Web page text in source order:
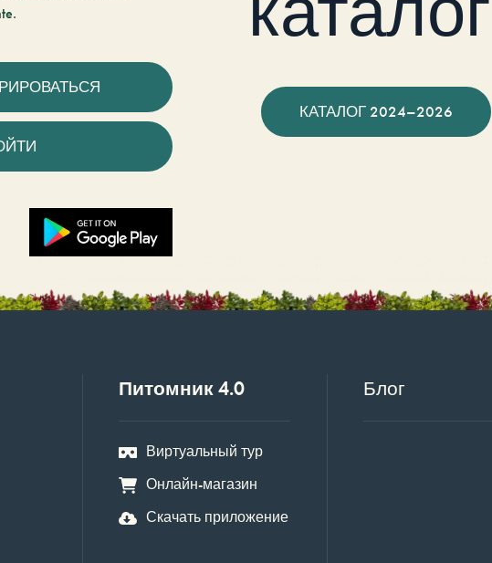
КАТАЛОГ 2024–2026
Питомник 4.0
Виртуальный тур
Онлайн-магазин
Скачать приложение
Блог